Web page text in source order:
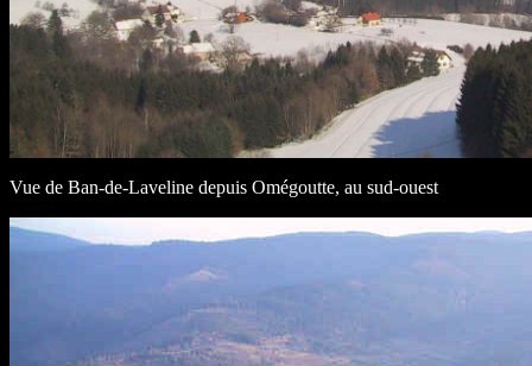
Vue de Ban-de-Laveline depuis Omégoutte, au sud-ouest